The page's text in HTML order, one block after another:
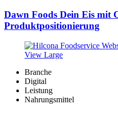
Dawn Foods Dein Eis mit
Produktpositionierung
View Large
Branche
Digital
Leistung
Nahrungsmittel